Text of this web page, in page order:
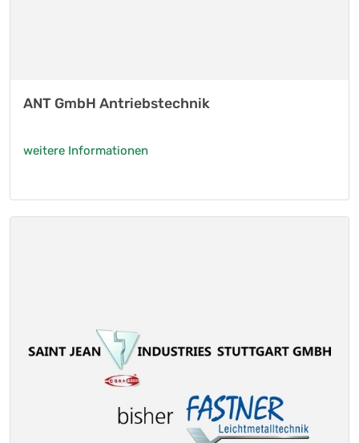
ANT GmbH Antriebstechnik
weitere Informationen